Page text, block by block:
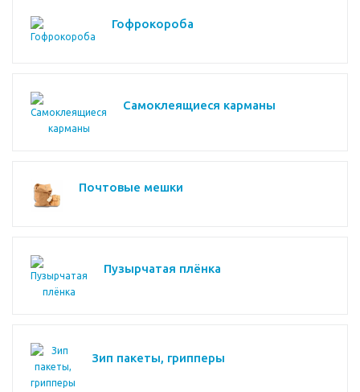
Гофрокороба
Самоклеящиеся карманы
Почтовые мешки
Пузырчатая плёнка
Зип пакеты, грипперы